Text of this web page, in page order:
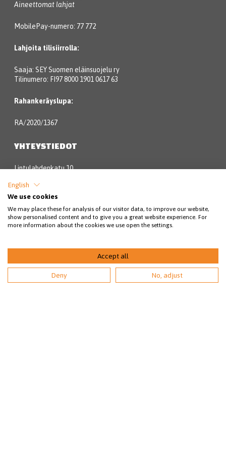
Aineettomat lahjat
MobilePay-numero: 77 772
Lahjoita tilisiirrolla:
Saaja: SEY Suomen eläinsuojelu ry
Tilinumero: FI97 8000 1901 0617 63
Rahankeräyslupa:
RA/2020/1367
YHTEYSTIEDOT
Lintulahdenkatu 10
Eläinsuojeluneuvonta:
09 3158 6580 (pvm/mpm)
(1.6.-31.8. avoinna arkisin kello 9-20).
English
We use cookies
We may place these for analysis of our visitor data, to improve our website,
show personalised content and to give you a great website experience. For
more information about the cookies we use open the settings.
Accept all
Deny No, adjust